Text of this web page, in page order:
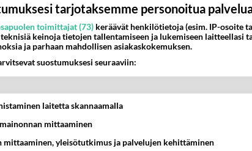
600 lehmän tilaa Suomesta löydy. Keskiarvo on
navetan luokkaa, eli noin 60 lehmää.
tarjotaksemme personoitua
toimittajat (73) keräävät henkilötietoja (esim. IP-osoite
keinoja tietojen tallentamiseen ja lukemiseen laitteellasi
ja parhaan mahdollisen asiakaskokemuksen.
suostumuksesi seuraaviin:
laitetta skannaamalla
mittaaminen
mittaaminen, yleisötutkimus ja palvelujen kehittäminen